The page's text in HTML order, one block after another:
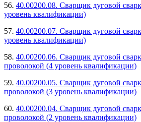
56. 40.00200.08. Сварщик дуговой
уровень квалификации)
57. 40.00200.07. Сварщик дуговой
уровень квалификации)
58. 40.00200.06. Сварщик дуговой
проволокой (4 уровень квалификации)
59. 40.00200.05. Сварщик дуговой
проволокой (3 уровень квалификации)
60. 40.00200.04. Сварщик дуговой
проволокой (2 уровень квалификации)